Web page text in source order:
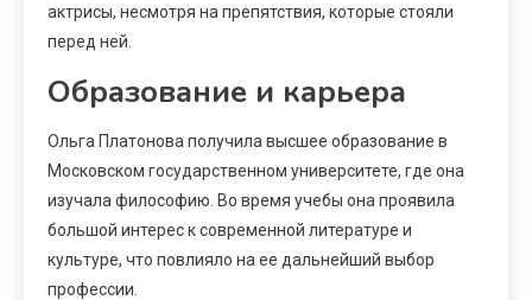
актрисы, несмотря на препятствия, которые стояли
перед ней.
Образование и карьера
Ольга Платонова получила высшее образование в
Московском государственном университете, где она
изучала философию. Во время учебы она проявила
большой интерес к современной литературе и
культуре, что повлияло на ее дальнейший выбор
профессии.